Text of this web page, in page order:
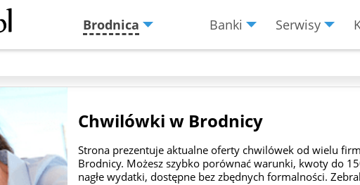
Brodnica Banki Serwisy
Menu
Chwilówki w Brodnicy
Strona prezentuje aktualne oferty chwilówek od wielu
Brodnicy. Możesz szybko porównać warunki, kwoty do
nagłe wydatki, dostępne bez zbędnych formalności.